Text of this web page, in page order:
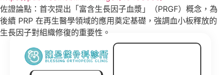
佐證論點：首次提出「富含生長因子血漿」（PRGF）概念，為
後續 PRP 在再生醫學領域的應用奠定基礎，強調血小板釋放的
生長因子對組織修復的重要性。